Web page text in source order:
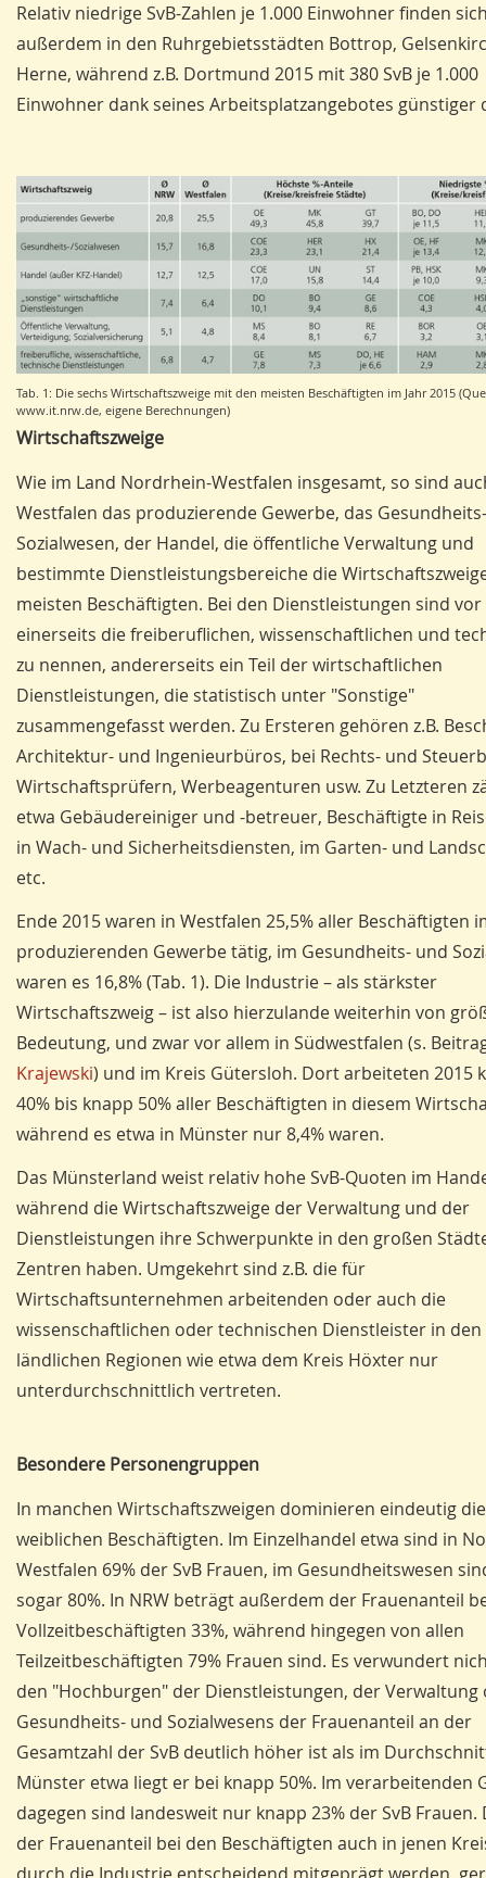
Relativ niedrige SvB-Zahlen je 1.000 Einwohner finden
außerdem in den Ruhrgebietsstädten Bottrop,
Herne, während z.B. Dortmund 2015 mit 380 SvB je 1.000
Einwohner dank seines Arbeitsplatzangebotes günstiger
Tab. 1: Die sechs Wirtschaftszweige mit den meisten Beschäftigten im Jahr 2015
www.it.nrw.de, eigene Berechnungen)
Wirtschaftszweige
Wie im Land Nordrhein-Westfalen insgesamt, so sind
Westfalen das produzierende Gewerbe, das
Sozialwesen, der Handel, die öffentliche Verwaltung und
bestimmte Dienstleistungsbereiche die
meisten Beschäftigten. Bei den Dienstleistungen sind
einerseits die freiberuflichen, wissenschaftlichen und
zu nennen, andererseits ein Teil der wirtschaftlichen
Dienstleistungen, die statistisch unter "Sonstige"
zusammengefasst werden. Zu Ersteren gehören z.B.
Architektur- und Ingenieurbüros, bei Rechts- und
Wirtschaftsprüfern, Werbeagenturen usw. Zu Letzteren
etwa Gebäude­reiniger und -betreuer, Beschäftigte in
in Wach- und Sicherheitsdiensten, im Garten- und
etc.
Ende 2015 waren in Westfalen 25,5% aller Beschäftigten
produzierenden Gewerbe tätig, im Gesundheits- und
waren es 16,8% (Tab. 1). Die Industrie – als stärkster
Wirtschaftszweig – ist also hierzulande weiterhin von
Bedeutung, und zwar vor allem in Südwestfalen (s.
Krajewski) und im Kreis Gütersloh. Dort arbeiteten 2015
40% bis knapp 50% aller Beschäftigten in diesem
während es etwa in Münster nur 8,4% waren.
Das Münsterland weist relativ hohe SvB-Quoten im
während die Wirtschaftszweige der Verwaltung und der
Dienstleistungen ihre Schwerpunkte in den großen
Zentren haben. Umgekehrt sind z.B. die für
Wirtschaftsunternehmen arbeitenden oder auch die
wissenschaftlichen oder technischen Dienstleister in den
ländlichen Regionen wie etwa dem Kreis Höxter nur
unterdurchschnittlich vertreten.
Besondere Personengruppen
In manchen Wirtschaftszweigen dominieren eindeutig die
weiblichen Beschäftigten. Im Einzelhandel etwa sind in
Westfalen 69% der SvB Frauen, im Gesundheitswesen
sogar 80%. In NRW beträgt außerdem der Frauenanteil
Vollzeitbeschäftigten 33%, während hingegen von allen
Teilzeitbeschäftigten 79% Frauen sind. Es verwundert
den "Hochburgen" der Dienstleistungen, der Verwaltung
Gesundheits- und Sozialwesens der Frauenanteil an der
Gesamtzahl der SvB deutlich höher ist als im
Münster etwa liegt er bei knapp 50%. Im verarbeitenden
dagegen sind landesweit nur knapp 23% der SvB Frauen.
der Frauenanteil bei den Beschäftigten auch in jenen